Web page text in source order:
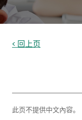
< 回上页
此页不提供中文內容。